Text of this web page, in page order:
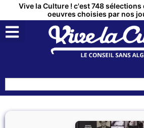
Vive la Culture ! c'est 748
oeuvres choisies par nos